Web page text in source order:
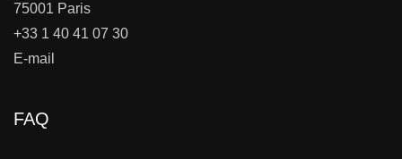
75001 Paris
+33 1 40 41 07 30
E-mail
FAQ